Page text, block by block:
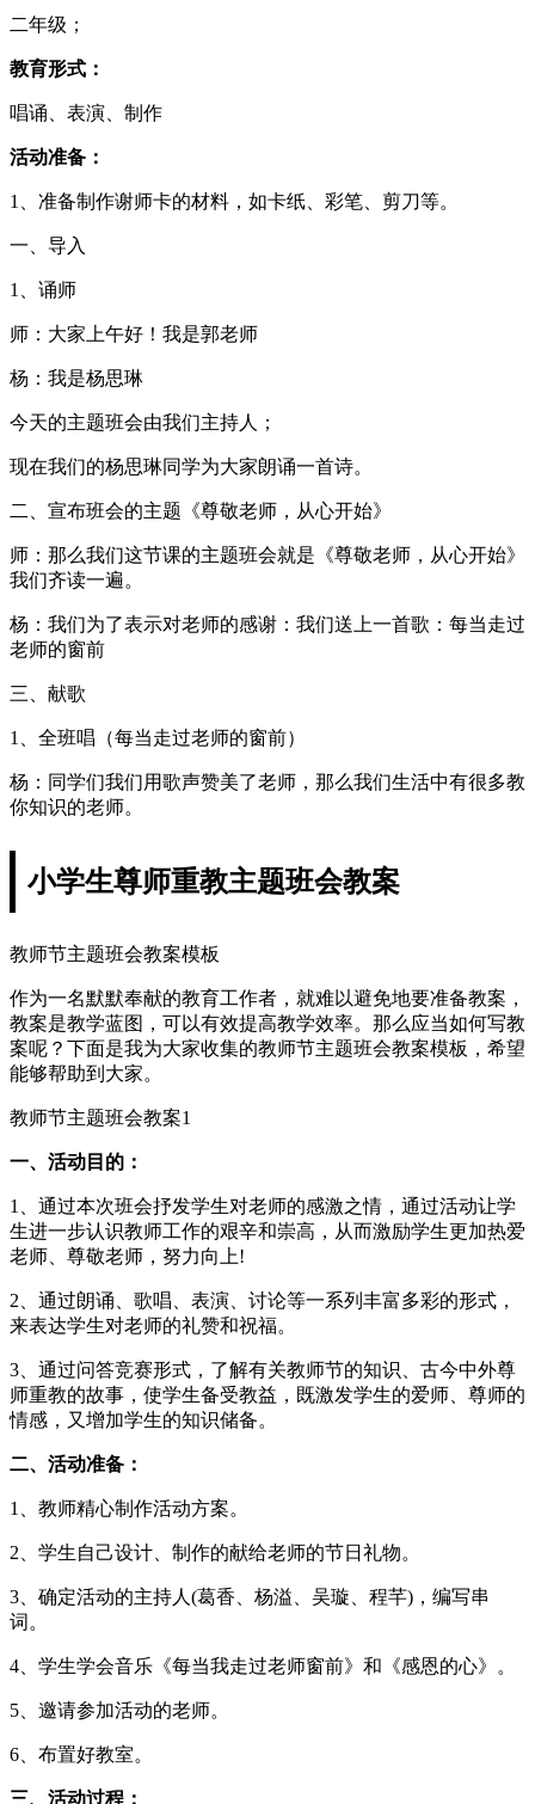
二年级；
教育形式：
唱诵、表演、制作
活动准备：
1、准备制作谢师卡的材料，如卡纸、彩笔、剪刀等。
一、导入
1、诵师
师：大家上午好！我是郭老师
杨：我是杨思琳
今天的主题班会由我们主持人；
现在我们的杨思琳同学为大家朗诵一首诗。
二、宣布班会的主题《尊敬老师，从心开始》
师：那么我们这节课的主题班会就是《尊敬老师，从心开始》
我们齐读一遍。
杨：我们为了表示对老师的感谢：我们送上一首歌：每当走过
老师的窗前
三、献歌
1、全班唱（每当走过老师的窗前）
杨：同学们我们用歌声赞美了老师，那么我们生活中有很多教
你知识的老师。
小学生尊师重教主题班会教案
教师节主题班会教案模板
作为一名默默奉献的教育工作者，就难以避免地要准备教案，
教案是教学蓝图，可以有效提高教学效率。那么应当如何写教
案呢？下面是我为大家收集的教师节主题班会教案模板，希望
能够帮助到大家。
教师节主题班会教案1
一、活动目的：
1、通过本次班会抒发学生对老师的感激之情，通过活动让学
生进一步认识教师工作的艰辛和崇高，从而激励学生更加热爱
老师、尊敬老师，努力向上!
2、通过朗诵、歌唱、表演、讨论等一系列丰富多彩的形式，
来表达学生对老师的礼赞和祝福。
3、通过问答竞赛形式，了解有关教师节的知识、古今中外尊
师重教的故事，使学生备受教益，既激发学生的爱师、尊师的
情感，又增加学生的知识储备。
二、活动准备：
1、教师精心制作活动方案。
2、学生自己设计、制作的献给老师的节日礼物。
3、确定活动的主持人(葛香、杨溢、吴璇、程芊)，编写串
词。
4、学生学会音乐《每当我走过老师窗前》和《感恩的心》。
5、邀请参加活动的老师。
6、布置好教室。
三、活动过程：